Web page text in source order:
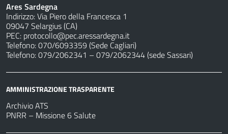
Ares Sardegna
Indirizzo: Via Piero della Francesca 1
09047 Selargius (CA)
PEC: protocollo@pec.aressardegna.it
Telefono: 070/6093359 (Sede Cagliari)
Telefono: 079/2062341 – 079/2062344 (sede Sassari)
AMMINISTRAZIONE TRASPARENTE
Archivio ATS
PNRR – Missione 6 Salute